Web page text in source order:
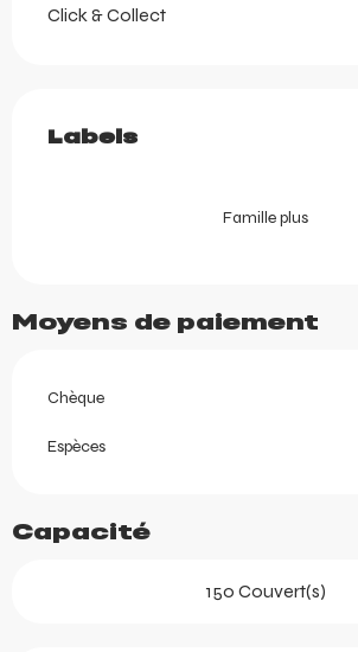
Click & Collect
Labels
Labels
Famille plus
Moyens de paiement
Chèque
Espèces
Capacité
150 Couvert(s)